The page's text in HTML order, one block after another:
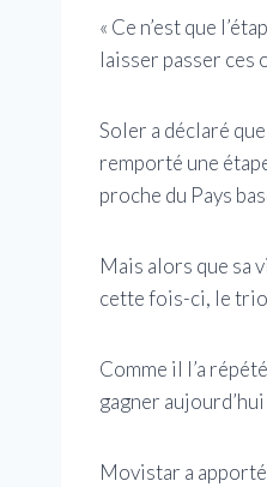
« Ce n’est que
laisser passer ces
Soler a déclaré
remporté une
proche du Pays
Mais alors que sa
cette fois-ci, le
Comme il l’a
gagner
Movistar a